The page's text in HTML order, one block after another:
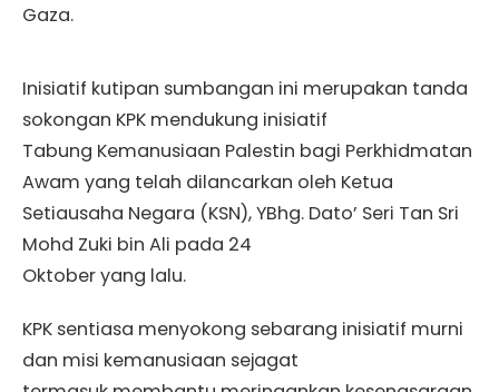
Gaza.
Inisiatif kutipan sumbangan ini merupakan tanda
sokongan KPK mendukung inisiatif
Tabung Kemanusiaan Palestin bagi Perkhidmatan
Awam yang telah dilancarkan oleh Ketua
Setiausaha Negara (KSN), YBhg. Dato’ Seri Tan Sri
Mohd Zuki bin Ali pada 24
Oktober yang lalu.
KPK sentiasa menyokong sebarang inisiatif murni
dan misi kemanusiaan sejagat